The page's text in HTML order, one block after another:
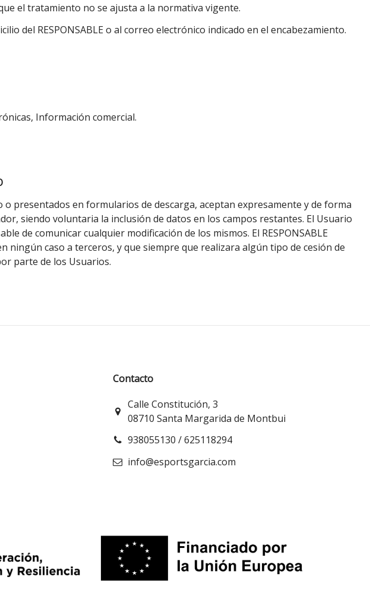
el tratamiento no se ajusta a la normativa vigente.
del RESPONSABLE o al correo electrónico indicado en el encabezamiento.
Información comercial.
presentados en formularios de descarga, aceptan expresamente y de forma
siendo voluntaria la inclusión de datos en los campos restantes. El Usuario
de comunicar cualquier modificación de los mismos. El RESPONSABLE
caso a terceros, y que siempre que realizara algún tipo de cesión de
parte de los Usuarios.
Contacto
Calle Constitución, 3
08710 Santa Margarida de Montbui
938055130 / 625118294
info@esportsgarcia.com